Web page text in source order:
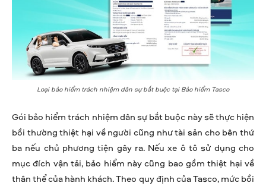
Loại bảo hiểm trách nhiệm dân sự bắt buộc tại Bảo hiểm Tasco
Gói bảo hiểm trách nhiệm dân sự bắt buộc này sẽ thực hiện
bồi thường thiệt hại về người cũng như tài sản cho bên thứ
ba nếu chủ phương tiện gây ra. Nếu xe ô tô sử dụng cho
mục đích vận tải, bảo hiểm này cũng bao gồm thiệt hại về
thân thể của hành khách. Theo quy định của Tasco, mức bồi